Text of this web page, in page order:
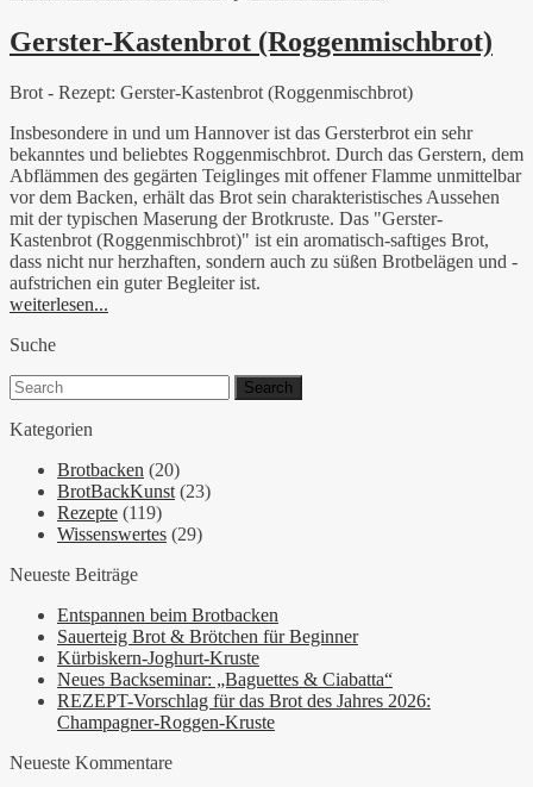
Gerster-Kastenbrot (Roggenmischbrot)
Brot - Rezept: Gerster-Kastenbrot (Roggenmischbrot)
Insbesondere in und um Hannover ist das Gersterbrot ein sehr
bekanntes und beliebtes Roggenmischbrot. Durch das Gerstern, dem
Abflämmen des gegärten Teiglinges mit offener Flamme unmittelbar
vor dem Backen, erhält das Brot sein charakteristisches Aussehen
mit der typischen Maserung der Brotkruste. Das "Gerster-
Kastenbrot (Roggenmischbrot)" ist ein aromatisch-saftiges Brot,
dass nicht nur herzhaften, sondern auch zu süßen Brotbelägen und -
aufstrichen ein guter Begleiter ist.
weiterlesen...
Suche
Search
for:
Kategorien
Brotbacken (20)
BrotBackKunst (23)
Rezepte (119)
Wissenswertes (29)
Neueste Beiträge
Entspannen beim Brotbacken
Sauerteig Brot & Brötchen für Beginner
Kürbiskern-Joghurt-Kruste
Neues Backseminar: „Baguettes & Ciabatta“
REZEPT-Vorschlag für das Brot des Jahres 2026:
Champagner-Roggen-Kruste
Neueste Kommentare